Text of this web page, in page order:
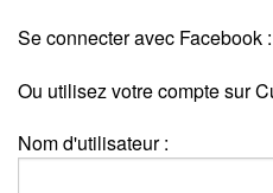
Se connecter avec Facebook :
Ou utilisez votre compte sur
Nom d'utilisateur :